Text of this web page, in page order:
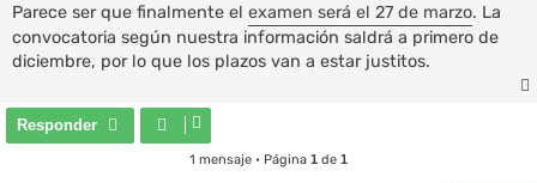
a
j
e
Parece ser que finalmente el examen será el 27 de marzo. La
convocatoria según nuestra información saldrá a primero de
diciembre, por lo que los plazos van a estar justitos.
Responder
1 mensaje • Página 1 de 1